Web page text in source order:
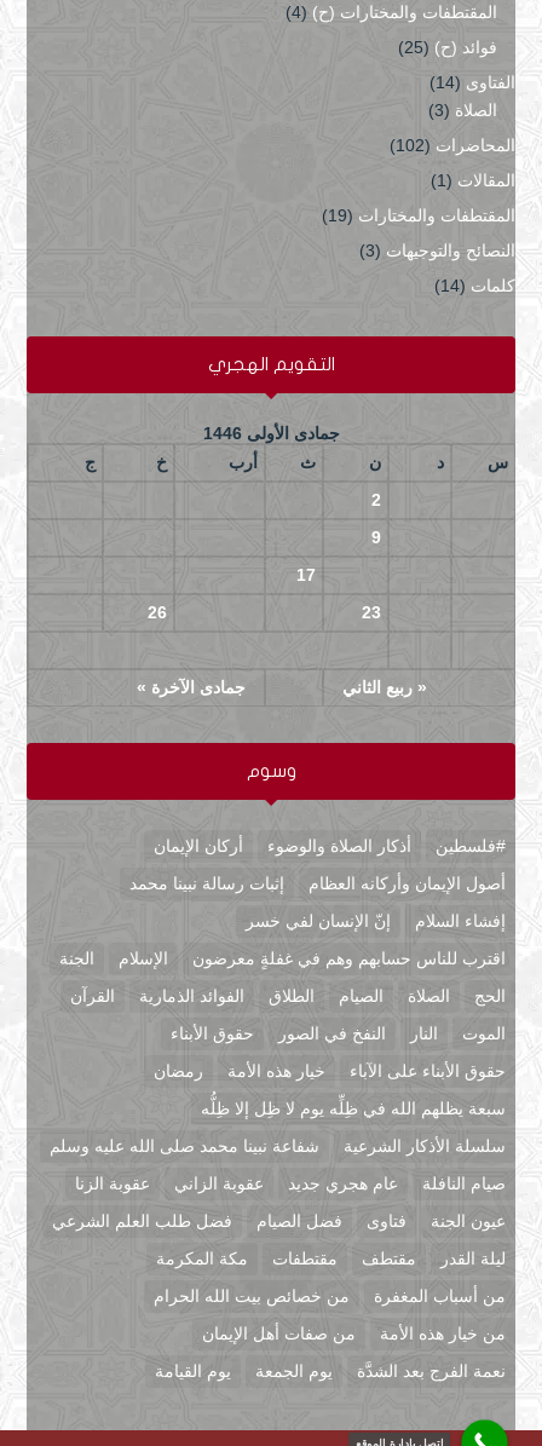
المقتطفات والمختارات (ح) (4)
فوائد (ح) (25)
الفتاوى (14)
الصلاة (3)
المحاضرات (102)
المقالات (1)
المقتطفات والمختارات (19)
النصائح والتوجيهات (3)
كلمات (14)
التقويم الهجري
جمادى الأولى 1446
س
د ن ث أرب خ ج
« ربيع الثاني جمادى الآخرة »
2
9
17
23
26
وسوم
#فلسطين أذكار الصلاة والوضوء
أركان الإيمان
أصول الإيمان وأركانه العظام
إثبات رسالة نبينا محمد
إفشاء السلام
إنّ الإنسان لفي خسر
اقترب للناس حسابهم وهم في غفلةٍ معرضون
الإسلام
الجنة
الحج
الصلاة الصيام الطلاق الفوائد الذمارية
القرآن
الموت
النار النفخ في الصور
حقوق الأبناء
حقوق الأبناء على الآباء
خيار هذه الأمة
رمضان
سبعة يظلهم الله في ظِلِّه يوم لا ظِل إلا ظِلُّه
سلسلة الأذكار الشرعية
شفاعة نبينا محمد صلى الله عليه وسلم
صيام النافلة
عام هجري جديد عقوبة الزاني
عقوبة الزنا
عيون الجنة
فتاوى فضل الصيام
فضل طلب العلم الشرعي
ليلة القدر
مقتطف مقتطفات
مكة المكرمة
من أسباب المغفرة
من خصائص بيت الله الحرام
من خيار هذه الأمة
من صفات أهل الإيمان
نعمة الفرج بعد الشدَّة
يوم الجمعة يوم القيامة
اتصل بإدارة الموقع